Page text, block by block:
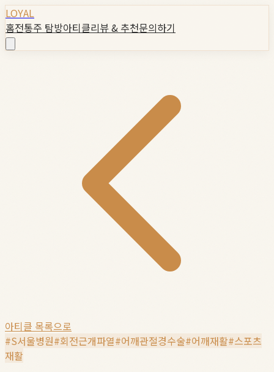
LOYAL
홈전통주 탐방아티클리뷰 & 추천문의하기
아티클 목록으로
#S서울병원#회전근개파열#어깨관절경수술#어깨재활#스포츠
재활